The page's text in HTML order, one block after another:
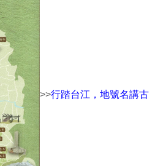
>>行踏台江，地號名講古